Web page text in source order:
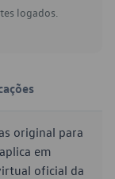
logados.
original para
em
oficial da